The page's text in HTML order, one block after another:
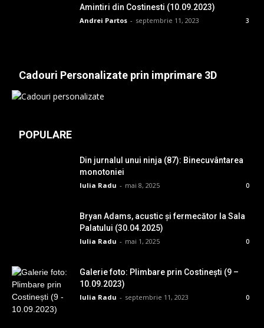
Amintiri din Costinesti (10.09.2023)
Andrei Partos - septembrie 11, 2023 3
Cadouri Personalizate prin imprimare 3D
POPULARE
Din jurnalul unui ninja (87): Binecuvântarea
monotoniei
Iulia Radu - mai 8, 2025 0
Bryan Adams, acustic și fermecător la Sala
Palatului (30.04.2025)
Iulia Radu - mai 1, 2025 0
Galerie foto: Plimbare prin Costinești (9 –
10.09.2023)
Iulia Radu - septembrie 11, 2023 0